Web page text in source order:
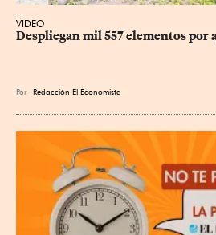
VIDEO
Despliegan mil 557 elementos por
Por Redacción El Economista